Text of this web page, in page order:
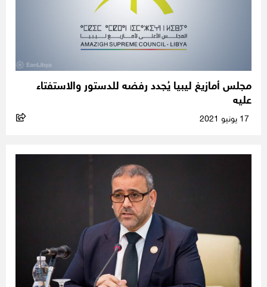
مجلس أمازيغ ليبيا يُجدد رفضه للدستور والاستفتاء
عليه